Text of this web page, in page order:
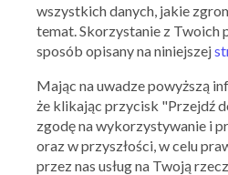
Ważna: 30.07.2026 -
wszystkich danych, jakie
temat. Skorzystanie z Twoich
sposób opisany na niniejszej
Mając na uwadze powyższą
że klikając przycisk "Przejdź
zgodę na wykorzystywanie i
oraz w przyszłości, w celu
przez nas usług na Twoją